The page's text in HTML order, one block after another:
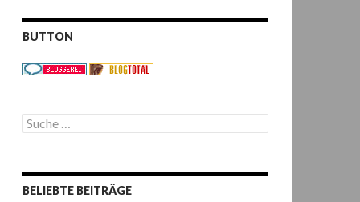
BUTTON
S
u
e
n
BELIEBTE BEITRÄGE